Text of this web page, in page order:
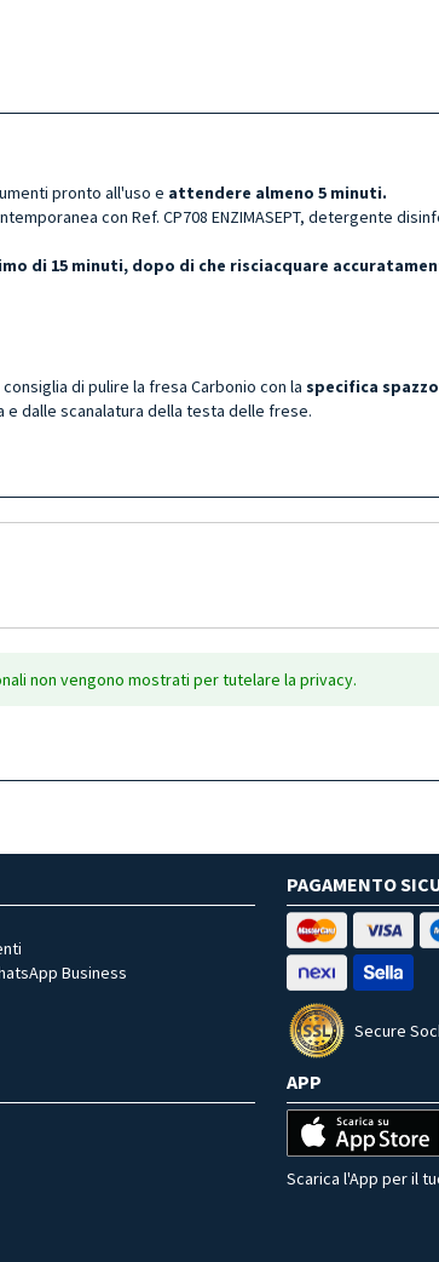
pronto all'uso e attendere almeno 5 minuti.
con Ref. CP708 ENZIMASEPT, detergente
di 15 minuti, dopo di che risciacquare
consiglia di pulire la fresa Carbonio con la specifica
dalle scanalatura della testa delle frese.
non vengono mostrati per tutelare la privacy.
Business
PAGAMENTO
Secure
APP
Scarica l'App per il